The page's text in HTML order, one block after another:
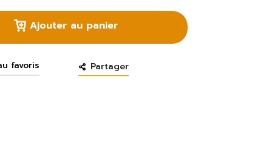
Ajouter au panier
favoris Partager